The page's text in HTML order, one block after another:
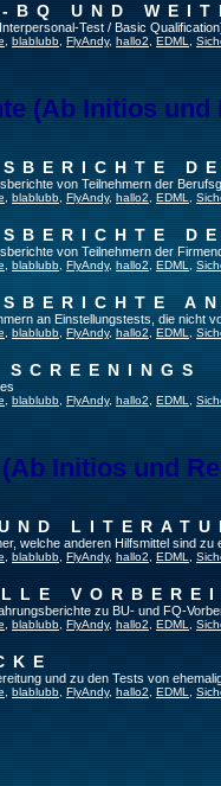
BQ UND
Test / Basic
blablubb FlyAndy, hallo2 EDML
(Ab Initios und
von Teilnehmern der
blablubb FlyAndy, hallo2 EDML
von Teilnehmern der
blablubb FlyAndy, hallo2 EDML
an Einstellungstests, die nicht
blablubb FlyAndy, hallo2 EDML
blablubb FlyAndy, hallo2 EDML
Initios und
welche anderen Hilfsmittel sind zu
blablubb FlyAndy, hallo2 EDML
zu BU- und FQ-
blablubb FlyAndy, hallo2 EDML
und zu den Tests von
blablubb FlyAndy, hallo2 EDML